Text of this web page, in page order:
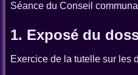
Séance du Conseil
1. Exposé du
Exercice de la tutelle sur les